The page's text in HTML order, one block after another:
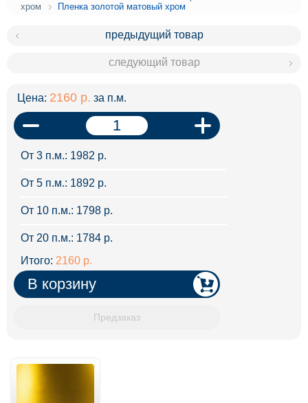
хром
Пленка золотой матовый хром
предыдущий товар
следующий товар
Цена: 2160 р. за п.м.
От 3 п.м.: 1982 р.
От 5 п.м.: 1892 р.
От 10 п.м.: 1798 р.
От 20 п.м.: 1784 р.
Итого: 2160 р.
Предзаказ